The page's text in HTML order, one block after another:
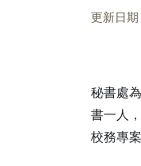
更新日
秘書處
書一人
校務專